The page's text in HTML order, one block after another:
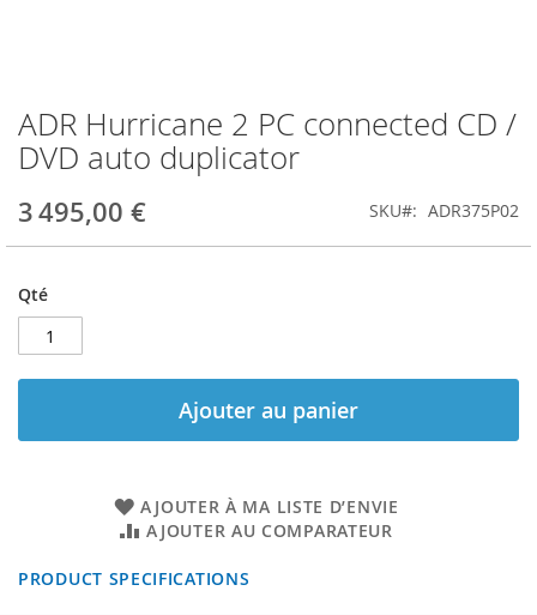
ADR Hurricane 2 PC connected CD /
DVD auto duplicator
3 495,00 € SKU ADR375P02
Qté
Ajouter au panier
AJOUTER À MA LISTE D’ENVIE
AJOUTER AU COMPARATEUR
PRODUCT SPECIFICATIONS
Skip
to
the
of
gallery